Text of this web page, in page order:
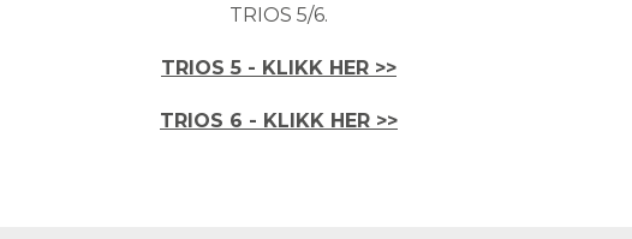
TRIOS 5/6.
TRIOS 5 - KLIKK HER >>
TRIOS 6 - KLIKK HER >>